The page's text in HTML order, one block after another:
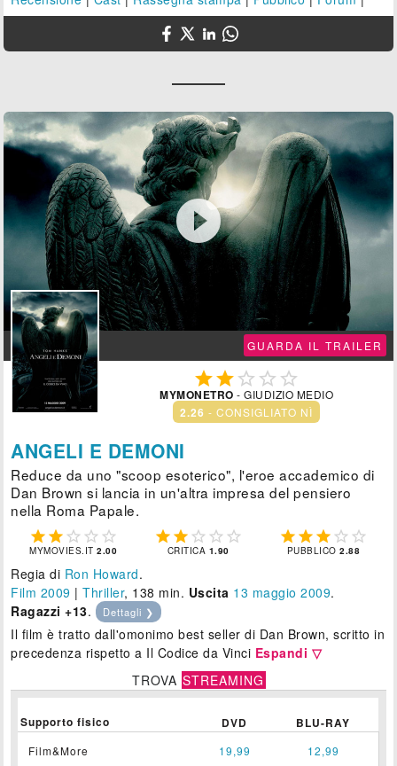

GUARDA IL TRAILER
   
MYMONETRO - GIUDIZIO MEDIO
2.26 - CONSIGLIATO NÌ
ANGELI E DEMONI
Reduce da uno "scoop esoterico", l'eroe accademico di
Dan Brown si lancia in un'altra impresa del pensiero
nella Roma Papale.
    
MYMOVIES.IT2.00
    
CRITICA 1.90
    
PUBBLICO2.88
Regia di Ron Howard.
Film 2009 |Thriller, 138 min. Uscita 13 maggio 2009.
Ragazzi +13. Dettagli ❯
Il film è tratto dall'omonimo best seller di Dan Brown, scritto in
precedenza rispetto a Il Codice da Vinci Espandi ▽
TROVA STREAMING
Supporto fisico DVD BLU-RAY
Film&More 19,99 12,99